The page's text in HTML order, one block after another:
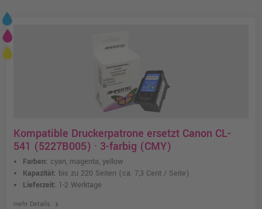
Kompatible Druckerpatrone ersetzt Canon CL-
541 (5227B005) · 3-farbig (CMY)
Farben: cyan, magenta, yellow
Kapazität: bis zu 220 Seiten (ca. 7,3 Cent / Seite)
Lieferzeit: 1-2 Werktage
mehr Details chevron_right